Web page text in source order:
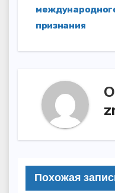
признания
Похожая